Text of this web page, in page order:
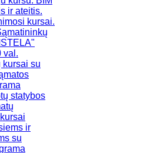
ir ateitis.
kursai.
val.
kursai su
statybos
ir
su